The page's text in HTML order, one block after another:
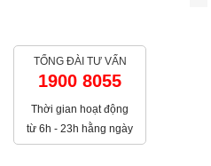
TỔNG ĐÀI TƯ VẤN
1900 8055
Thời gian hoạt động
từ 6h - 23h hằng ngày